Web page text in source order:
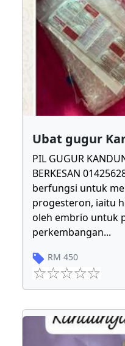
Ubat gugur
PIL GUGUR
BERKESAN
berfungsi untuk
progesteron, iaitu
oleh embrio untuk
perkembangan...
RM 450